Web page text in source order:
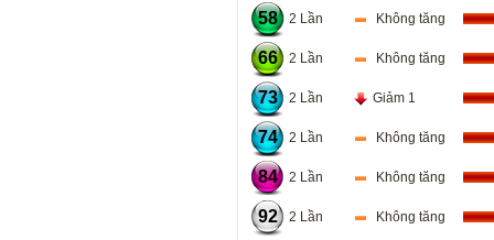
58 2 Lần Không tăng
66 2 Lần Không tăng
73 2 Lần Giảm 1
74 2 Lần Không tăng
84 2 Lần Không tăng
92 2 Lần Không tăng